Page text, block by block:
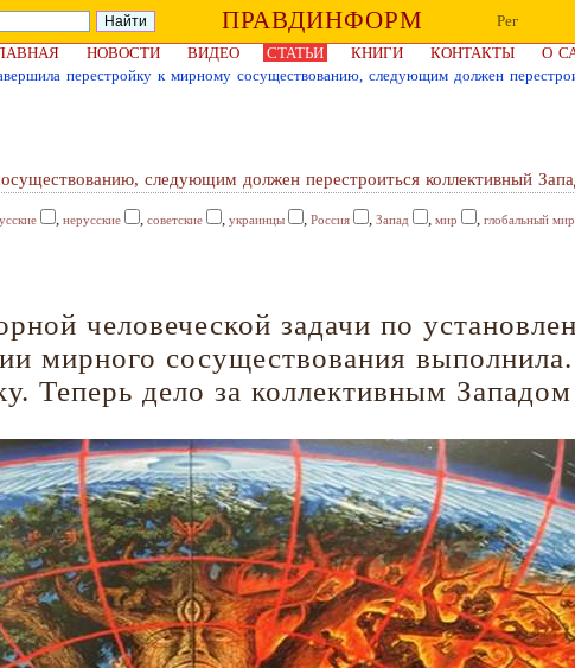
ПРАВДИНФОРМ
Рег
НОВОСТИ ВИДЕО СТАТЬИ КНИГИ КОНТАКТЫ О
перестройку к мирному сосуществованию, следующим должен
следующим должен перестроиться коллективный
, нерусские , советские , украинцы , Россия , Запад , мир , глобальный мир
человеческой задачи по
мирного сосуществования
Теперь дело за коллективным Западом